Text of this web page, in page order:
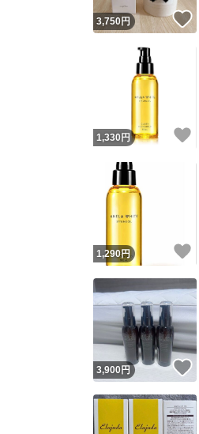
3,750円
1,330 円
1,290円
3,900円